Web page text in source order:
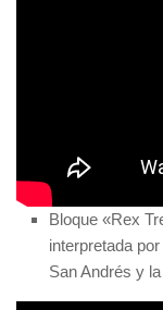
Bloque «Rex
interpretada
San Andrés y